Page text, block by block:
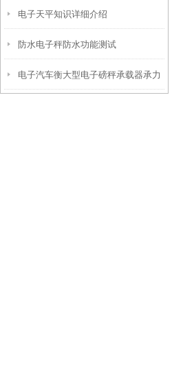
秤）故障原因处理办法
电子天平知识详细介绍
防水电子秤防水功能测试
电子汽车衡大型电子磅秤承载器承力